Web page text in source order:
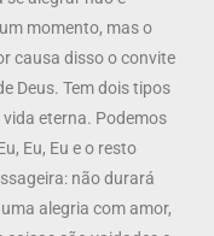
momento, mas o
causa disso o convite
Deus. Tem dois tipos
eterna. Podemos
Eu, Eu e o resto
não durará
alegria com amor,